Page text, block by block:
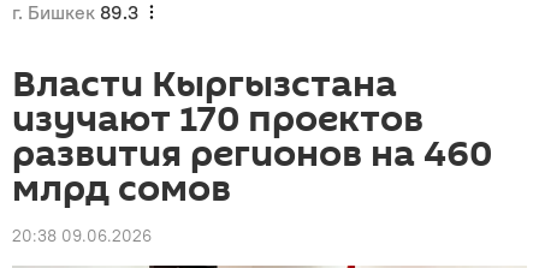
г. Бишкек 89.3
Власти Кыргызстана
изучают 170 проектов
развития регионов на 460
млрд сомов
20:38 09.06.2026